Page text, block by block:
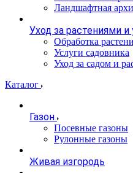
Ландшафтная
Уход за растениями и
Обработка
Услуги садовника
Уход за садом и
Каталог
Газон
Посевные газоны
Рулонные газоны
Живая изгородь